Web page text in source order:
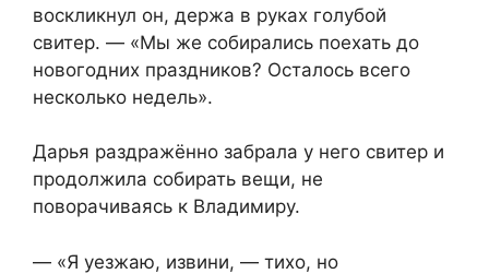
воскликнул он, держа в руках голубой
свитер. — «Мы же собирались поехать до
новогодних праздников? Осталось всего
несколько недель».
Дарья раздражённо забрала у него свитер и
продолжила собирать вещи, не
поворачиваясь к Владимиру.
— «Я уезжаю, извини, — тихо, но